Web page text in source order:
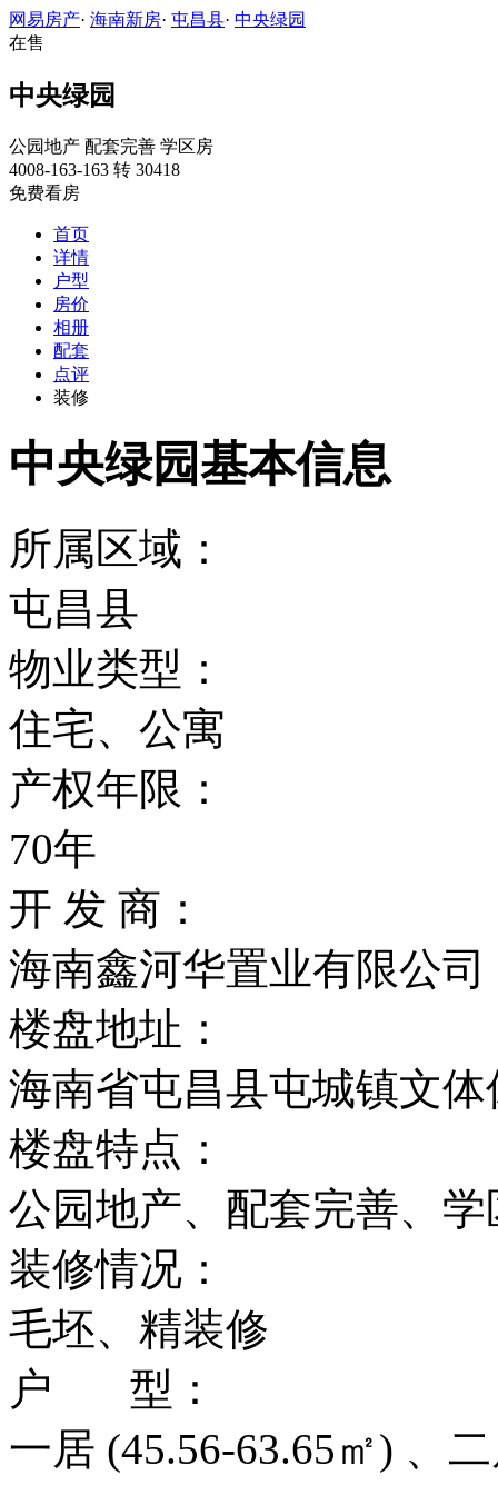
网易房产· 海南新房· 屯昌县· 中央绿园
在售
中央绿园
公园地产 配套完善 学区房
4008-163-163 转 30418
免费看房
首页
详情
户型
房价
相册
配套
点评
装修
中央绿园基本信息
所属区域：
屯昌县
物业类型：
住宅、公寓
产权年限：
70年
开 发 商：
海南鑫河华置业有限公
楼盘地址：
海南省屯昌县屯城镇文
楼盘特点：
公园地产、配套完善、学
装修情况：
毛坯、精装修
户 型：
一居 (45.56-63.65㎡) 、